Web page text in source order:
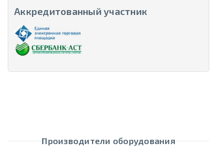
Аккредитованный участник
Производители оборудования